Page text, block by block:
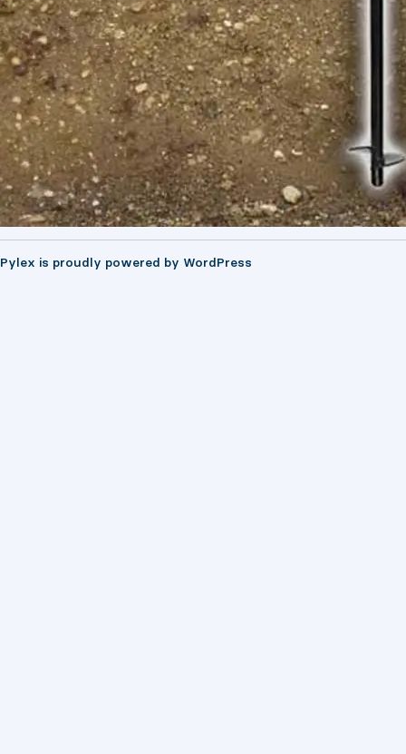
Pylex is proudly powered by WordPress